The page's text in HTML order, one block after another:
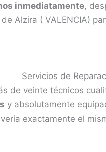
inmediatamente,
Alzira ( VALENCIA)
Servicios de
de veinte técnicos
y absolutamente
exactamente el